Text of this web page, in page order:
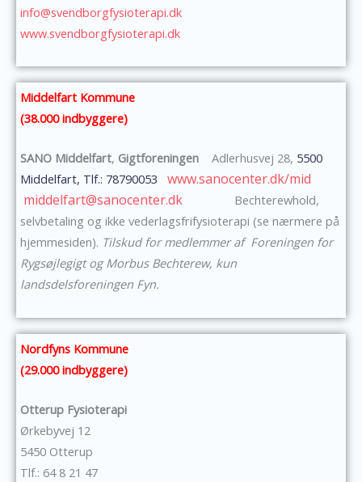
info@svendborgfysioterapi.dk
www.svendborgfysioterapi.dk
Middelfart Kommune
(38.000 indbyggere)
SANO Middelfart, Gigtforeningen Adlerhusvej 28, 5500
Middelfart, Tlf.: 78790053 www.sanocenter.dk/mid
middelfart@sanocenter.dk Bechterewhold,
selvbetaling og ikke vederlagsfrifysioterapi (se nærmere på
hjemmesiden). Tilskud for medlemmer af Foreningen for
Rygsøjlegigt og Morbus Bechterew, kun
landsdelsforeningen Fyn.
Nordfyns Kommune
(29.000 indbyggere)
Otterup Fysioterapi
Ørkebyvej 12
5450 Otterup
Tlf.: 64 8 21 47